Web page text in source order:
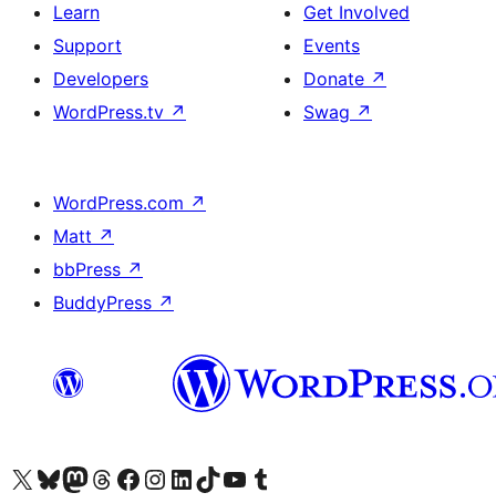
Learn
Support
Developers
WordPress.tv ↗
Get Involved
Events
Donate ↗
Swag ↗
WordPress.com ↗
Matt ↗
bbPress ↗
BuddyPress ↗
Visit our X (formerly Twitter) account
Visit our Bluesky account
Visit our Mastodon account
Visit our Threads account
Visit our Facebook page
Visit our Instagram account
Visit our LinkedIn account
Visit our TikTok account
Visit our YouTube channel
Visit our Tumblr account